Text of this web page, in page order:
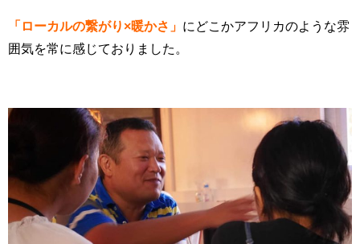
「ローカルの繋がり×暖かさ」 にどこかアフリカのような雰
囲気を常に感じておりました。